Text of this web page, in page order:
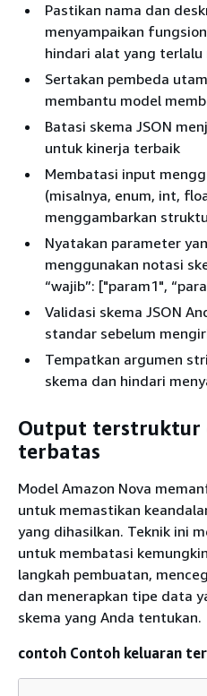
Pastikan nama dan
menyampaikan
hindari alat yang
Sertakan pembeda
membantu model
Batasi skema JSON
untuk kinerja terbaik
Membatasi input
(misalnya, enum, int,
menggambarkan
Nyatakan parameter
menggunakan notasi
“wajib”: ["param1",
Validasi skema JSON
standar sebelum
Tempatkan argumen
skema dan hindari
Output terstruktur
terbatas
Model Amazon Nova
untuk memastikan
yang dihasilkan. Teknik ini
untuk membatasi
langkah pembuatan,
dan menerapkan tipe data
skema yang Anda tentukan.
contoh Contoh keluaran